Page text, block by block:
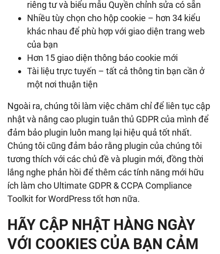
riêng tư và biểu mẫu Quyền chỉnh sửa có sẵn
Nhiều tùy chọn cho hộp cookie – hơn 34 kiểu
khác nhau để phù hợp với giao diện trang web
của bạn
Hơn 15 giao diện thông báo cookie mới
Tài liệu trực tuyến – tất cả thông tin bạn cần ở
một nơi thuận tiện
Ngoài ra, chúng tôi làm việc chăm chỉ để liên tục cập
nhật và nâng cao plugin tuân thủ GDPR của mình để
đảm bảo plugin luôn mang lại hiệu quả tốt nhất.
Chúng tôi cũng đảm bảo rằng plugin của chúng tôi
tương thích với các chủ đề và plugin mới, đồng thời
lắng nghe phản hồi để thêm các tính năng mới hữu
ích làm cho Ultimate GDPR & CCPA Compliance
Toolkit for WordPress tốt hơn nữa.
HÃY CẬP NHẬT HÀNG NGÀY
VỚI COOKIES CỦA BẠN CẢM